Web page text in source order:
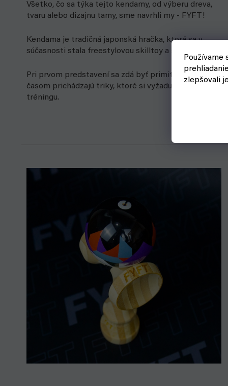
Používame
zlepšovali
Všetko, čo sa týka tejto kendamy, od výberu dreva,
tvaru alebo dizajnu tamy, sme navrhli my - FYFT!
Kendama je tradičná japonská hračka, ktorá sa v
súčasnosti stala freestylovou skilltoy a športom.
Pri prvom predstavení sa zdá byť primitívna, ale
časom prichádzajú triky, ktoré si vyžadujú roky
tréningu.